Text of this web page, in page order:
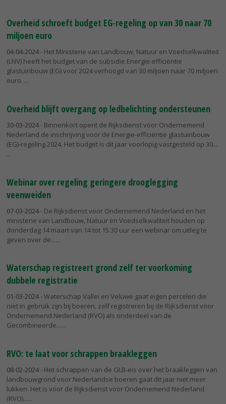
Overheid schroeft budget EG-regeling op van 30 naar 70
miljoen euro
04-04-2024- Het Ministerie van Landbouw, Natuur en Voedselkwaliteit
(LNV) heeft het budget van de subsidie Energie-efficiëntie
glastuinbouw (EG) voor 2024 verhoogd van 30 miljoen naar 70 miljoen
euro.
Overheid blijft overgang op ledbelichting ondersteunen
30-03-2024- Binnenkort opent de Rijksdienst voor Ondernemend
Nederland de inschrijving voor de Energie-efficiëntie glastuinbouw
(EG)-regeling 2024. Het budget is dit jaar voorlopig vastgesteld op 30...
Webinar over regeling geringere drooglegging
veenweiden
07-03-2024- De Rijksdienst voor Ondernemend Nederland en het
ministerie van Landbouw, Natuur en Voedselkwaliteit houden op
donderdag 14 maart van 14 tot 15.30 uur een webinar om uitleg te
geven over de...
Waterschap registreert grond zelf ter voorkoming
dubbele registratie
01-03-2024- Waterschap Vallei en Veluwe gaat eigen percelen die
niet in gebruik zijn bij boeren, zelf registreren bij de Rijksdienst voor
Ondernemend Nederland (RVO) als onderdeel van de
Gecombineerde...
RVO: te laat voor schrappen braakleggen
08-02-2024- Het schrappen van de GLB-eis over het braakleggen van
landbouwgrond voor Nederlandse boeren gaat dit jaar niet meer
lukken. Het is voor de Rijksdienst voor Ondernemend Nederland
(RVO)...